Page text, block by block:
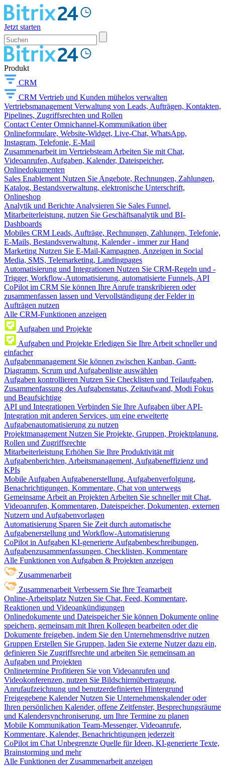
Jetzt starten
Produkt
CRM
CRM Vertrieb und Kunden mühelos verwalten
Vertriebsmanagement Verwaltung von Leads, Aufträgen, Kontakten,
Pipelines, Zugriffsrechten und Rollen
Contact Center Omnichannel-Kommunikation über
Onlineformulare, Website-Widget, Live-Chat, WhatsApp,
Instagram, Telefonie, E-Mail
Zusammenarbeit im Vertriebsteam Arbeiten Sie mit Chat,
Videoanrufen, Aufgaben, Kalender, Dateispeicher,
Onlinedokumenten
Sales Enablement Nutzen Sie Angebote, Rechnungen, Zahlungen,
Katalog, Bestandsverwaltung, elektronische Unterschrift,
Onlineshop
Analytik und Berichte Analysieren Sie Sales Funnel,
Mitarbeiterleistung, nutzen Sie Geschäftsanalytik und BI-
Dashboards
Mobiles CRM Leads, Aufträge, Rechnungen, Zahlungen, Telefonie,
E-Mails, Bestandsverwaltung, Kalender - immer zur Hand
Marketing Nutzen Sie E-Mail-Kampagnen, Anzeigen in Social
Media, SMS, Telemarketing, Landingpages
Automatisierung und Integrationen Nutzen Sie CRM-Regeln und -
Trigger, Workflow-Automatisierung, automatisierte Funnels, API
CoPilot im CRM Sie können Ihre Anrufe transkribieren oder
zusammenfassen lassen und Vervollständigung der Felder in
Aufträgen nutzen
Alle CRM-Funktionen anzeigen
Aufgaben und Projekte
Aufgaben und Projekte Erledigen Sie Ihre Arbeit schneller und
einfacher
Aufgabenmanagement Sie können zwischen Kanban, Gantt-
Diagramm, Scrum und Aufgabenliste auswählen
Aufgaben kontrollieren Nutzen Sie Checklisten und Teilaufgaben,
Zusammenfassung des Aufgabenstatus, Zeitaufwand, Modi Fokus
und Beaufsichtige
API und Integrationen Verbinden Sie Ihre Aufgaben über API-
Integration mit anderen Services, um eine erweiterte
Aufgabenautomatisierung zu nutzen
Projektmanagement Nutzen Sie Projekte, Gruppen, Projektplanung,
Rollen und Zugriffsrechte
Mitarbeiterleistung Erhöhen Sie Ihre Produktivität mit
Aufgabenberichten, Arbeitsmanagement, Aufgabeneffizienz und
KPIs
Mobile Aufgaben Aufgabenerstellung, Aufgabenverfolgung,
Benachrichtigungen, Kommentare, Chat von unterwegs
Gemeinsame Arbeit an Projekten Arbeiten Sie schneller mit Chat,
Videoanrufen, Kommentaren, Dateispeicher, Dokumenten, externen
Nutzern und Aufgabenvorlagen
Automatisierung Sparen Sie Zeit durch automatische
Aufgabenerstellung und Workflow-Automatisierung
CoPilot in Aufgaben KI-generierte Aufgabenbeschreibungen,
Aufgabenzusammenfassungen, Checklisten, Kommentare
Alle Funktionen von Aufgaben & Projekten anzeigen
Zusammenarbeit
Zusammenarbeit Verbessern Sie Ihre Teamarbeit
Online-Arbeitsplatz Nutzen Sie Chat, Feed, Kommentare,
Reaktionen und Videoankündigungen
Onlinedokumente und Dateispeicher Sie können Dokumente online
speichern, gemeinsam mit Ihren Kollegen bearbeiten oder die
Dokumente freigeben, indem Sie den Unternehmensdrive nutzen
Gruppen Erstellen Sie Gruppen, laden Sie externe Nutzer dazu ein,
definieren Sie Zugriffsrechte und arbeiten Sie gemeinsam an
Aufgaben und Projekten
Onlinetermine Profitieren Sie von Videoanrufen und
Videokonferenzen, nutzen Sie Bildschirmübertragung,
Anrufaufzeichnung und benutzerdefinierten Hintergrund
Freigegebene Kalender Nutzen Sie Unternehmenskalender oder
Ihren persönlichen Kalender, offene Zeitfenster, Besprechungsräume
und Kalendersynchroniserung, um Ihre Termine zu planen
Mobile Kommunikation Team-Messenger, Videoanrufe,
Kommentare, Kalender, Benachrichtigungen jederzeit
CoPilot im Chat Unbegrenzte Quelle für Ideen, KI-generierte Texte,
Brainstorming und mehr
Alle Funktionen der Zusammenarbeit anzeigen